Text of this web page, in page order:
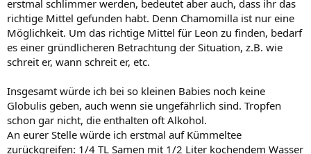
erstmal schlimmer werden, bedeutet aber auch, dass ihr das
richtige Mittel gefunden habt. Denn Chamomilla ist nur eine
Möglichkeit. Um das richtige Mittel für Leon zu finden, bedarf
es einer gründlicheren Betrachtung der Situation, z.B. wie
schreit er, wann schreit er, etc.
Insgesamt würde ich bei so kleinen Babies noch keine
Globulis geben, auch wenn sie ungefährlich sind. Tropfen
schon gar nicht, die enthalten oft Alkohol.
An eurer Stelle würde ich erstmal auf Kümmeltee
zurückgreifen: 1/4 TL Samen mit 1/2 Liter kochendem Wasser